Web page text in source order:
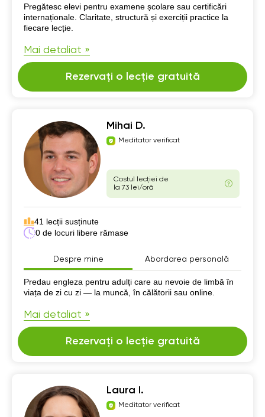
Despre mine
Pregătesc elevi pentru examene școlare sau certificări
internaționale. Claritate, structură și exerciții practice la
fiecare lecție.
Mai detaliat »
Rezervați o lecție gratuită
Mihai D.
Meditator verificat
Costul lecției de
la 73 lei/oră
41 lecții susținute
0 de locuri libere rămase
Despre mine Abordarea personală
Despre mine
Predau engleza pentru adulți care au nevoie de limbă în
viața de zi cu zi — la muncă, în călătorii sau online.
Mai detaliat »
Rezervați o lecție gratuită
Laura I.
Meditator verificat